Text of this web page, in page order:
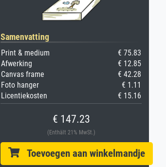
Samenvatting
Print & medium
€ 75.83
Afwerking
€ 12.85
Canvas frame
€ 42.28
Foto hanger
€ 1.11
Licentiekosten
€ 15.16
€ 147.23
(Enthält 21% MwSt.)
Toevoegen aan winkelmandje